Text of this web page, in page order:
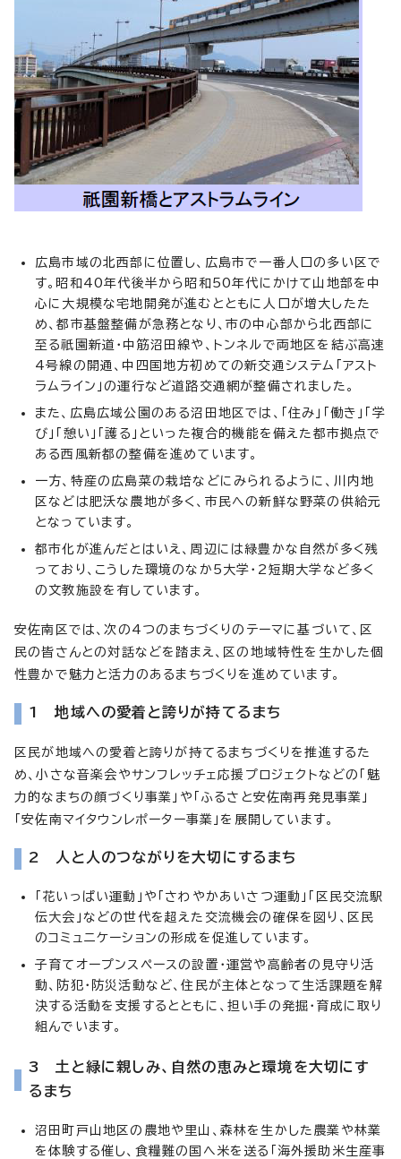
広島市域の北西部に位置し、広島市で一番人口の多い区で
す。昭和40年代後半から昭和50年代にかけて山地部を中
心に大規模な宅地開発が進むとともに人口が増大したた
め、都市基盤整備が急務となり、市の中心部から北西部に
至る祇園新道・中筋沼田線や、トンネルで両地区を結ぶ高速
4号線の開通、中四国地方初めての新交通システム「アスト
ラムライン」の運行など道路交通網が整備されました。
また、広島広域公園のある沼田地区では、「住み」「働き」「学
び」「憩い」「護る」といった複合的機能を備えた都市拠点で
ある西風新都の整備を進めています。
一方、特産の広島菜の栽培などにみられるように、川内地
区などは肥沃な農地が多く、市民への新鮮な野菜の供給元
となっています。
都市化が進んだとはいえ、周辺には緑豊かな自然が多く残
っており、こうした環境のなか5大学・2短期大学など多く
の文教施設を有しています。
安佐南区では、次の4つのまちづくりのテーマに基づいて、区
民の皆さんとの対話などを踏まえ、区の地域特性を生かした個
性豊かで魅力と活力のあるまちづくりを進めています。
1 地域への愛着と誇りが持てるまち
区民が地域への愛着と誇りが持てるまちづくりを推進するた
め、小さな音楽会やサンフレッチェ応援プロジェクトなどの「魅
力的なまちの顔づくり事業」や「ふるさと安佐南再発見事業」
「安佐南マイタウンレポーター事業」を展開しています。
2 人と人のつながりを大切にするまち
「花いっぱい運動」や「さわやかあいさつ運動」「区民交流駅
伝大会」などの世代を超えた交流機会の確保を図り、区民
のコミュニケーションの形成を促進しています。
子育てオープンスペースの設置・運営や高齢者の見守り活
動、防犯・防災活動など、住民が主体となって生活課題を解
決する活動を支援するとともに、担い手の発掘・育成に取り
組んでいます。
3 土と緑に親しみ、自然の恵みと環境を大切にす
るまち
沼田町戸山地区の農地や里山、森林を生かした農業や林業
を体験する催し、食糧難の国へ米を送る「海外援助米生産事